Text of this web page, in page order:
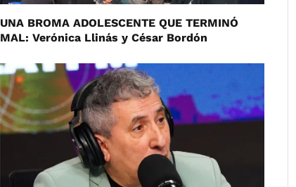
UNA BROMA ADOLESCENTE QUE TERMINÓ
MAL: Verónica Llinás y César Bordón